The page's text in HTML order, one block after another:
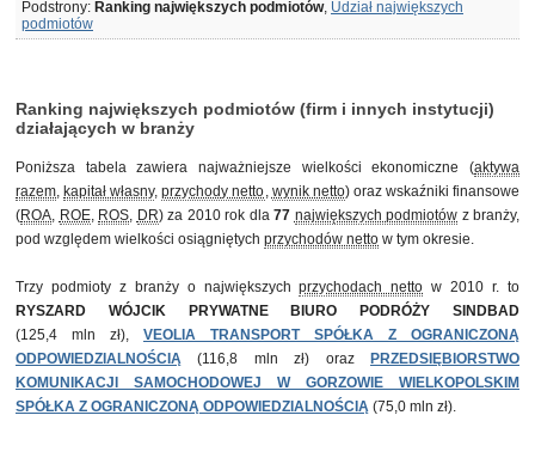
Podstrony: Ranking największych podmiotów, Udział największych
podmiotów
Ranking największych podmiotów (firm i innych instytucji)
działających w branży
Poniższa tabela zawiera najważniejsze wielkości ekonomiczne (aktywa
razem, kapitał własny,przychody netto, wynik netto) oraz wskaźniki finansowe
(ROA, ROE, ROS, DR) za 2010 rok dla 77 największych podmiotów z branży,
pod względem wielkości osiągniętych przychodów netto w tym okresie.
Trzy podmioty z branży o największychprzychodach netto w 2010 r. to
RYSZARD WÓJCIK PRYWATNE BIURO PODRÓŻY SINDBAD
(125,4 mln zł), VEOLIA TRANSPORT SPÓŁKA Z OGRANICZONĄ
ODPOWIEDZIALNOŚCIĄ (116,8 mln zł) oraz
PRZEDSIĘBIORSTWO
KOMUNIKACJI SAMOCHODOWEJ W GORZOWIE WIELKOPOLSKIM
SPÓŁKA Z OGRANICZONĄ ODPOWIEDZIALNOŚCIĄ (75,0 mln zł).